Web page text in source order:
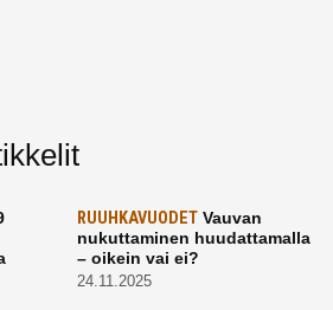
RUUHKAVUODETVauvan
nukuttaminen huudattamalla
– oikein vai ei?
24.11.2025